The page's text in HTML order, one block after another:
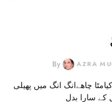
By AZRA
چاهےانگ انگ میں پهیلی